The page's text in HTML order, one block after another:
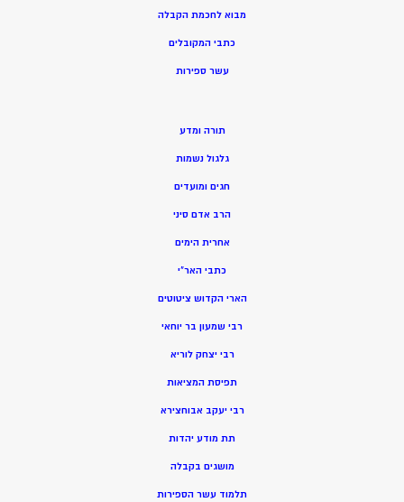
מבוא לחכמת הקבלה
כתבי המקובלים
עשר ספירות
תורה ומדע
גלגול נשמות
חגים ומועדים
הרב אדם סיני
אחרית הימים
כתבי האר”י
הארי הקדוש ציטוטים
רבי שמעון בר יוחאי
רבי יצחק לוריא
תפיסת המציאות
רבי יעקב אבוחצירא
תת מודע יהדות
מושגים בקבלה
תלמוד עשר הספירות